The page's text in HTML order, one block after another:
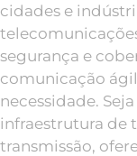
cidades e
segurança e
comunicação
necessidade.
infraestrutura de
transmissão,